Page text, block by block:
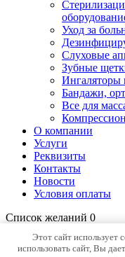
Уход за
Слуховые
Зубные
Ингаляторы
Бандажи,
Все для
О компании
Услуги
Реквизиты
Контакты
Новости
Условия оплаты
Список желаний 0
Этот сайт
использовать сайт, Вы